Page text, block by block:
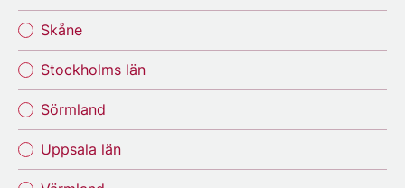
Skåne
Stockholms län
Sörmland
Uppsala län